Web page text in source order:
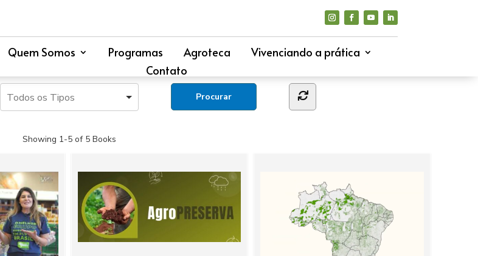
Quem Somos Programas Agroteca
Vivenciando a prática
Contato
Showing 1-5 of 5 Books